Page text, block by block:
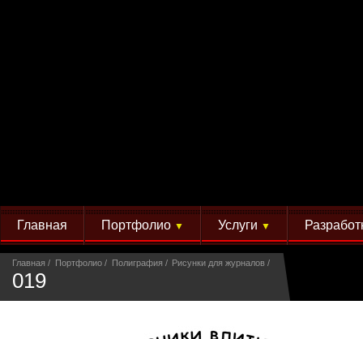
Главная Портфолио ▼ Услуги ▼
Главная Портфолио Полиграфия Рисунки для журналов
019